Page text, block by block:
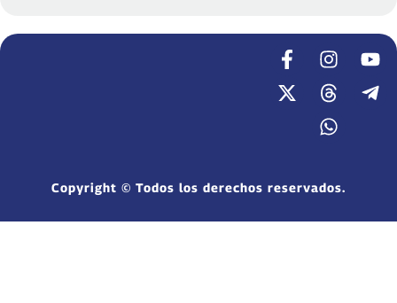
Copyright © Todos los derechos reservados.